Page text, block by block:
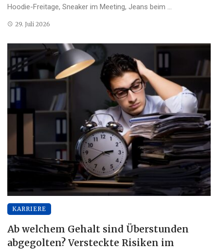
Hoodie-Freitage, Sneaker im Meeting, Jeans beim ...
29. Juli 2026
KARRIERE
Ab welchem Gehalt sind Überstunden
abgegolten? Versteckte Risiken im